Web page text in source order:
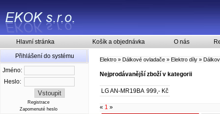
Hlavní stránka Košík a objednávka O nás
Přihlášení do systému
Jméno:
Heslo:
Registrace
Zapomenuté heslo
Elektro » Dálkové ovladače » Elektro díly »
Nejprodávanější zboží v kategorii
LG AN-MR19BA 999,- Kč
« 1 »